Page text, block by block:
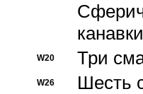
W20 Три
W26 Шесть